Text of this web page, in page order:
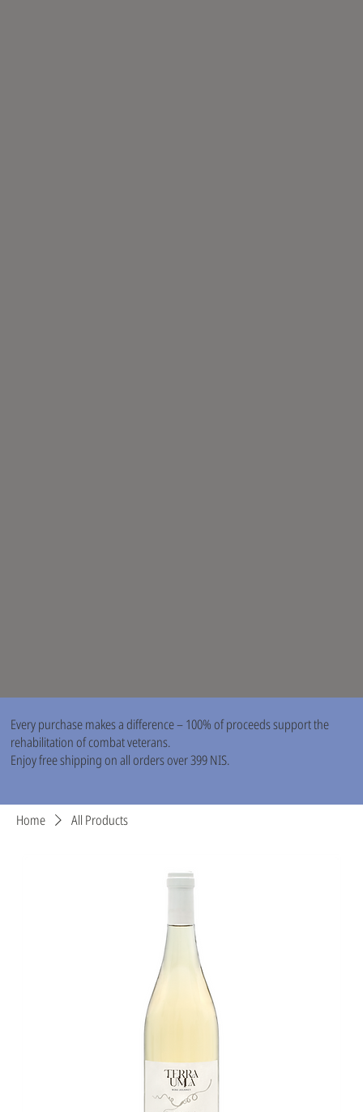
Every purchase makes a difference – 100% of proceeds support the
rehabilitation of combat veterans.
Enjoy free shipping on all orders over 399 NIS.
Home All Products